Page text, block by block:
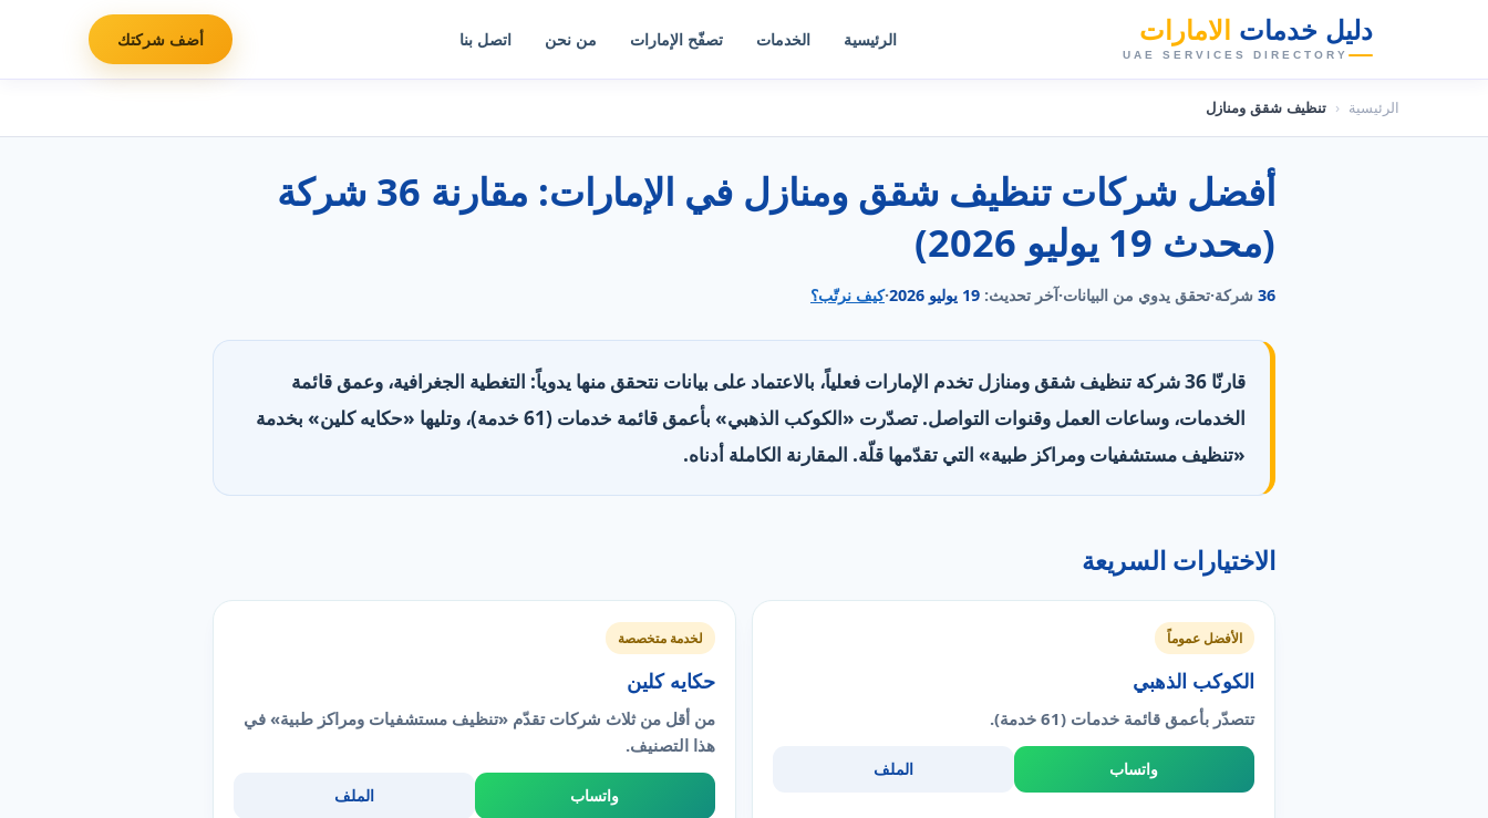
دليل خدمات الامارات
UAE SERVICES DIRECTORY
الرئيسية الخدمات تصفّح الإمارات من نحن اتصل بنا أضف شركتك
الرئيسية ‹ تنظيف شقق ومنازل
أفضل شركات تنظيف شقق ومنازل في الإمارات: مقارنة 36 شركة
(محدث 19 يوليو 2026)
36 شركة·تحقق يدوي من البيانات·آخر تحديث: 19 يوليو 2026 ·كيف نرتّب؟
قارنّا 36 شركة تنظيف شقق ومنازل تخدم الإمارات فعلياً، بالاعتماد على بيانات نتحقق منها يدوياً: التغطية الجغرافية، وعمق قائمة
الخدمات، وساعات العمل وقنوات التواصل. تصدّرت «الكوكب الذهبي» بأعمق قائمة خدمات (61 خدمة)، وتليها «حكايه كلين» بخدمة
«تنظيف مستشفيات ومراكز طبية» التي تقدّمها قلّة. المقارنة الكاملة أدناه.
الاختيارات السريعة
الأفضل عموماً
الكوكب الذهبي
تتصدّر بأعمق قائمة خدمات (61 خدمة).
واتساب الملف
لخدمة متخصصة
حكايه كلين
من أقل من ثلاث شركات تقدّم «تنظيف مستشفيات ومراكز طبية» في
هذا التصنيف.
واتساب الملف